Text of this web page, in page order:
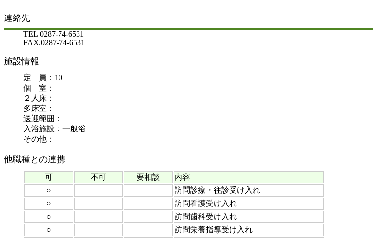
連絡先
TEL.0287-74-6531
FAX.0287-74-6531
施設情報
定 員：10
個 室：
２人床：
多床室：
送迎範囲：
入浴施設：一般浴
その他：
他職種との連携
可 不可 要相談
内容
○
訪問診療・往診受け入れ
○
訪問看護受け入れ
○
訪問歯科受け入れ
○
訪問栄養指導受け入れ